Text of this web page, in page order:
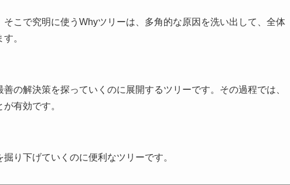
こで究明に使うWhyツリーは、多角的な原因を洗い出して、全体
。
の解決策を探っていくのに展開するツリーです。その過程では、
有効です。
り下げていくのに便利なツリーです。